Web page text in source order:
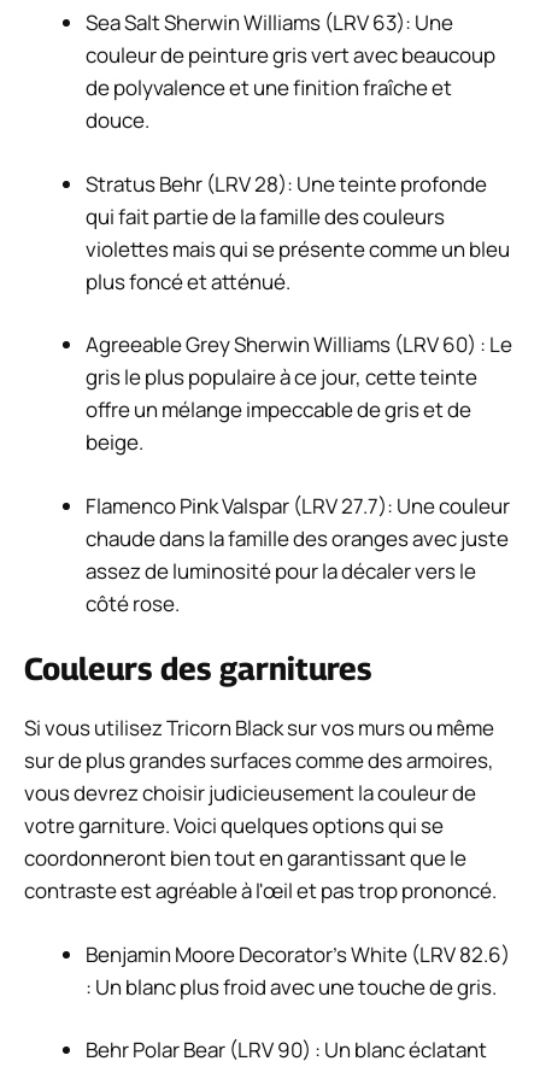
Sea Salt Sherwin Williams (LRV 63): Une
couleur de peinture gris vert avec beaucoup
de polyvalence et une finition fraîche et
douce.
Stratus Behr (LRV 28): Une teinte profonde
qui fait partie de la famille des couleurs
violettes mais qui se présente comme un bleu
plus foncé et atténué.
Agreeable Grey Sherwin Williams (LRV 60) : Le
gris le plus populaire à ce jour, cette teinte
offre un mélange impeccable de gris et de
beige.
Flamenco Pink Valspar (LRV 27.7): Une couleur
chaude dans la famille des oranges avec juste
assez de luminosité pour la décaler vers le
côté rose.
Couleurs des garnitures
Si vous utilisez Tricorn Black sur vos murs ou même
sur de plus grandes surfaces comme des armoires,
vous devrez choisir judicieusement la couleur de
votre garniture. Voici quelques options qui se
coordonneront bien tout en garantissant que le
contraste est agréable à l'œil et pas trop prononcé.
Benjamin Moore Decorator's White (LRV 82.6)
: Un blanc plus froid avec une touche de gris.
Behr Polar Bear (LRV 90) : Un blanc éclatant